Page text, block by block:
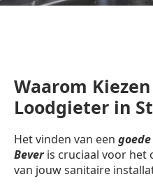
Waarom
Loodgieter in
Het vinden van een
Beveris cruciaal voor het
van jouw sanitaire